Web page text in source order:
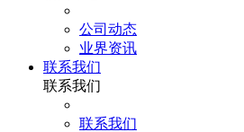
公司动态
业界资讯
联系我们
联系我们
联系我们